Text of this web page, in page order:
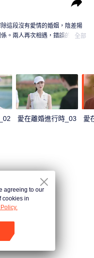
這段沒有愛情的婚姻，陰差陽
。兩人再次相遇，錯誤的情感
全部
愛在離婚進行時_03 愛
agreeing to our
cookies in